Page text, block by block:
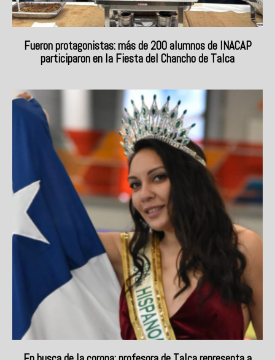
Fueron protagonistas: más de 200 alumnos de INACAP
participaron en la Fiesta del Chancho de Talca